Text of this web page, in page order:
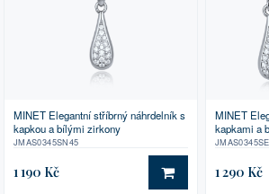
MINET Elegantní stříbrný náhrdelník s
kapkou a bílými zirkony
JMAS0345SN45
1 190 Kč DO KOŠÍKU
MINET
kapkami a
1 290 Kč